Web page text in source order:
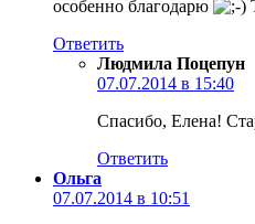
особенно благодарю
Ответить
Людмила Поцепун
07.07.2014 в 15:40
Спасибо, Елена!
Ответить
Ольга
07.07.2014 в 10:51